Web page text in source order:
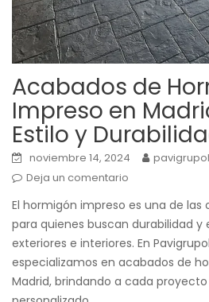
Acabados de
Impreso en
Estilo y
noviembre 14, 2024
Deja un comentario
El hormigón impreso es una de las
para quienes buscan durabilidad y
exteriores e interiores. En
especializamos en acabados de
Madrid, brindando a cada